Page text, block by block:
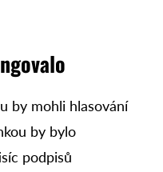
by mohli hlasování
by bylo
podpisů